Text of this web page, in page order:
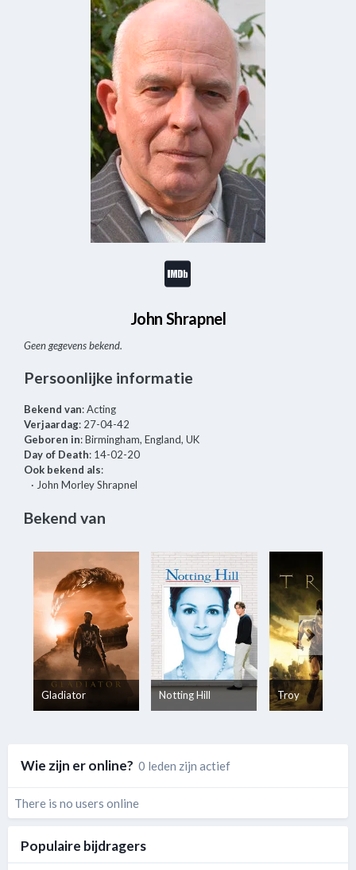
John Shrapnel
Geen gegevens bekend.
Persoonlijke informatie
Bekend van: Acting
Verjaardag: 27-04-42
Geboren in: Birmingham, England, UK
Day of Death: 14-02-20
Ook bekend als:
· John Morley Shrapnel
Bekend van
Gladiator Notting Hill Troy
Wie zijn er online? 0 leden zijn actief
There is no users online
Populaire bijdragers